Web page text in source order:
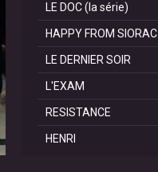
LE DOC (la série)
HAPPY FROM SIORAC
LE DERNIER SOIR
L'EXAM
RESISTANCE
HENRI